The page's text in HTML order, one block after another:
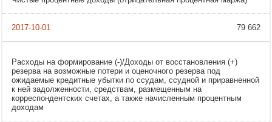
79 662
Расходы на формирование (-)/Доходы от восстановления (+)
резерва на возможные потери и оценочного резерва под
ожидаемые кредитные убытки по ссудам, ссудной и приравненной
к ней задолженности, средствам, размещенным на
корреспондентских счетах, а также начисленным процентным
доходам